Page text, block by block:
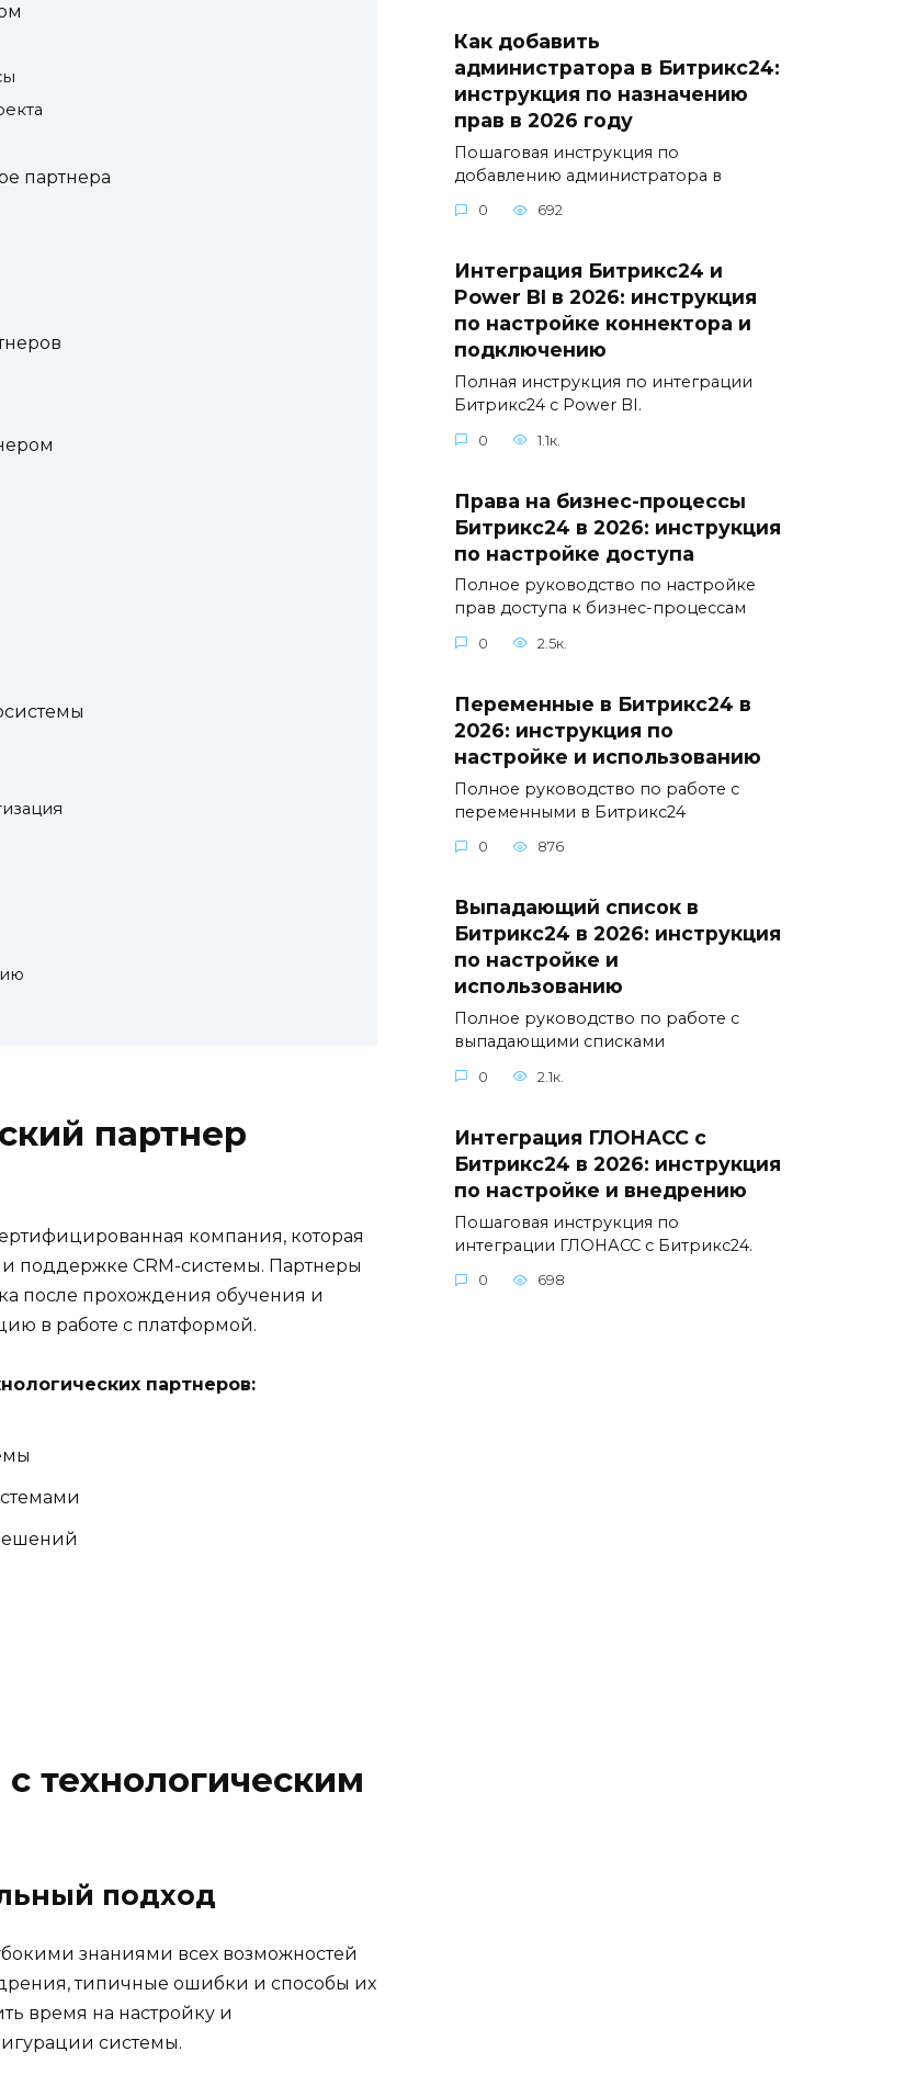
партнера
партнер
компания, которая
поддержке CRM-системы. Партнеры
после прохождения обучения и
в работе с платформой.
партнеров:
технологическим
подход
знаниями всех возможностей
типичные ошибки и способы их
время на настройку и
системы.
Как добавить
администратора в Битрикс24:
инструкция по назначению
прав в 2026 году
Пошаговая инструкция по
добавлению администратора в
0 692
Интеграция Битрикс24 и
Power BI в 2026: инструкция
по настройке коннектора и
подключению
Полная инструкция по интеграции
Битрикс24 с Power BI.
0 1.1к.
Права на бизнес-процессы
Битрикс24 в 2026: инструкция
по настройке доступа
Полное руководство по настройке
прав доступа к бизнес-процессам
0 2.5к.
Переменные в Битрикс24 в
2026: инструкция по
настройке и использованию
Полное руководство по работе с
переменными в Битрикс24
0 876
Выпадающий список в
Битрикс24 в 2026: инструкция
по настройке и
использованию
Полное руководство по работе с
выпадающими списками
0 2.1к.
Интеграция ГЛОНАСС с
Битрикс24 в 2026: инструкция
по настройке и внедрению
Пошаговая инструкция по
интеграции ГЛОНАСС с Битрикс24.
0 698